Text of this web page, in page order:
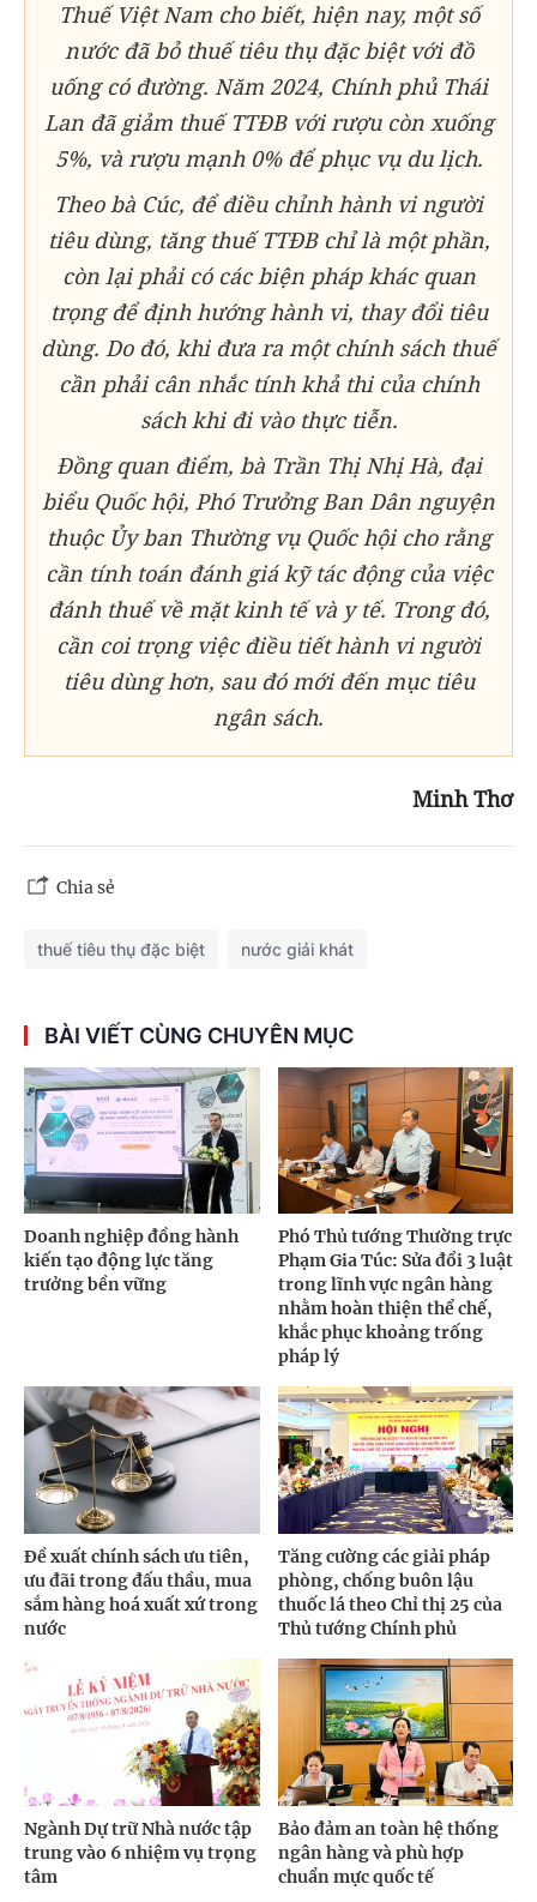
Thuế Việt Nam cho biết, hiện nay, một số
nước đã bỏ thuế tiêu thụ đặc biệt với đồ
uống có đường. Năm 2024, Chính phủ Thái
Lan đã giảm thuế TTĐB với rượu còn xuống
5%, và rượu mạnh 0% để phục vụ du lịch.
Theo bà Cúc, để điều chỉnh hành vi người
tiêu dùng, tăng thuế TTĐB chỉ là một phần,
còn lại phải có các biện pháp khác quan
trọng để định hướng hành vi, thay đổi tiêu
dùng. Do đó, khi đưa ra một chính sách thuế
cần phải cân nhắc tính khả thi của chính
sách khi đi vào thực tiễn.
Đồng quan điểm, bà Trần Thị Nhị Hà, đại
biểu Quốc hội, Phó Trưởng Ban Dân nguyện
thuộc Ủy ban Thường vụ Quốc hội cho rằng
cần tính toán đánh giá kỹ tác động của việc
đánh thuế về mặt kinh tế và y tế. Trong đó,
cần coi trọng việc điều tiết hành vi người
tiêu dùng hơn, sau đó mới đến mục tiêu
ngân sách.
Minh Thơ
Chia sẻ
thuế tiêu thụ đặc biệt nước giải khát
BÀI VIẾT CÙNG CHUYÊN MỤC
Doanh nghiệp đồng hành
kiến tạo động lực tăng
trưởng bền vững
Phó Thủ tướng Thường trực
Phạm Gia Túc: Sửa đổi 3 luật
trong lĩnh vực ngân hàng
nhằm hoàn thiện thể chế,
khắc phục khoảng trống
pháp lý
Đề xuất chính sách ưu tiên,
ưu đãi trong đấu thầu, mua
sắm hàng hoá xuất xứ trong
nước
Tăng cường các giải pháp
phòng, chống buôn lậu
thuốc lá theo Chỉ thị 25 của
Thủ tướng Chính phủ
Ngành Dự trữ Nhà nước tập
trung vào 6 nhiệm vụ trọng
tâm
Bảo đảm an toàn hệ thống
ngân hàng và phù hợp
chuẩn mực quốc tế